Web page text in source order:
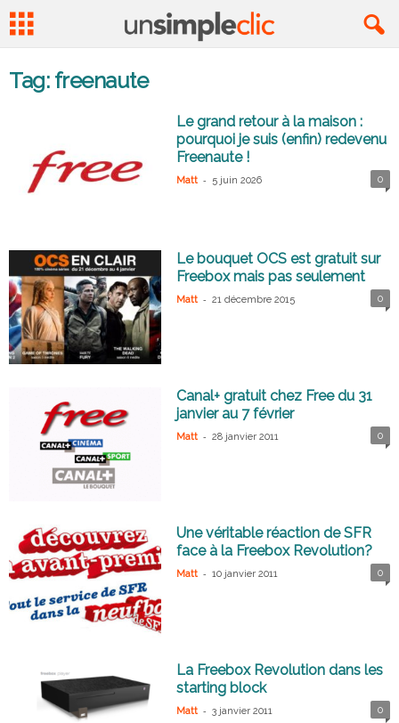
Tag: freenaute
Le grand retour à la maison :
pourquoi je suis (enfin) redevenu
Freenaute !
Matt - 5 juin 2026 0
Le bouquet OCS est gratuit sur
Freebox mais pas seulement
Matt - 21 décembre 2015 0
Canal+ gratuit chez Free du 31
janvier au 7 février
Matt - 28 janvier 2011 0
Une véritable réaction de SFR
face à la Freebox Revolution?
Matt - 10 janvier 2011 0
La Freebox Revolution dans les
starting block
Matt - 3 janvier 2011 0